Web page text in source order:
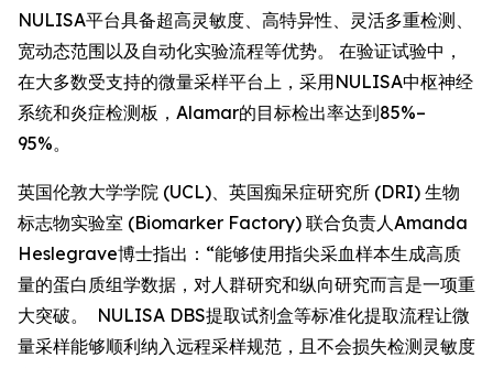
NULISA平台具备超高灵敏度、高特异性、灵活多重检测、
宽动态范围以及自动化实验流程等优势。 在验证试验中，
在大多数受支持的微量采样平台上，采用NULISA中枢神经
系统和炎症检测板，Alamar的目标检出率达到85%–
95%。
英国伦敦大学学院 (UCL)、英国痴呆症研究所 (DRI) 生物
标志物实验室 (Biomarker Factory) 联合负责人Amanda
Heslegrave博士指出：“能够使用指尖采血样本生成高质
量的蛋白质组学数据，对人群研究和纵向研究而言是一项重
大突破。 NULISA DBS提取试剂盒等标准化提取流程让微
量采样能够顺利纳入远程采样规范，且不会损失检测灵敏度